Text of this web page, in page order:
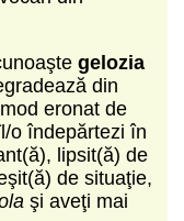
gelozia
din
eronat de
o îndepărtezi în
lipsit(ă) de
de situaţie,
şi aveţi mai